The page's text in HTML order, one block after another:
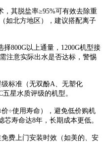
，其脱盐率≥95%可有效去除重
如北方地区），建议搭配离子
800G以上通量，1200G机型接
注意实际出水是否达标，警惕
标准（无双酚A、无塑化
星水质评级的机型‌。
÷使用寿命），避免低价购机
芯寿命达8年，长期成本更低‌。
费上门安装时效（如美的、安